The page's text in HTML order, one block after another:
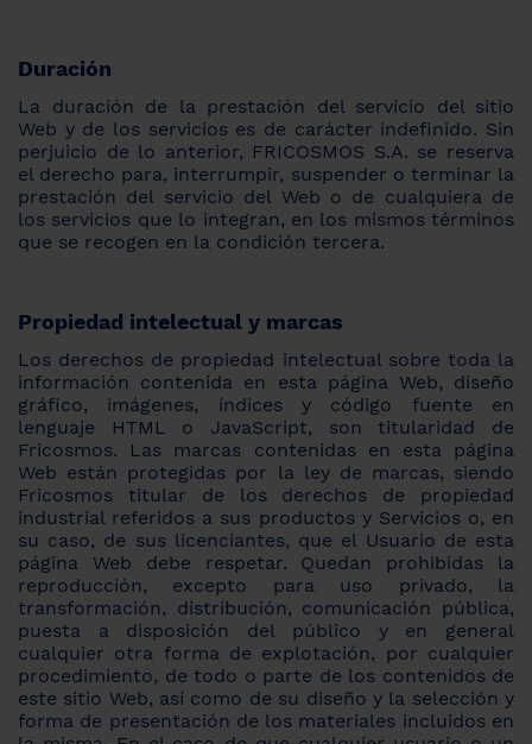
Duración
La duración de la prestación del servicio del sitio
Web y de los servicios es de carácter indefinido. Sin
perjuicio de lo anterior, FRICOSMOS S.A. se reserva
el derecho para, interrumpir, suspender o terminar la
prestación del servicio del Web o de cualquiera de
los servicios que lo integran, en los mismos términos
que se recogen en la condición tercera.
Propiedad intelectual y marcas
Los derechos de propiedad intelectual sobre toda la
información contenida en esta página Web, diseño
gráfico, imágenes, índices y código fuente en
lenguaje HTML o JavaScript, son titularidad de
Fricosmos. Las marcas contenidas en esta página
Web están protegidas por la ley de marcas, siendo
Fricosmos titular de los derechos de propiedad
industrial referidos a sus productos y Servicios o, en
su caso, de sus licenciantes, que el Usuario de esta
página Web debe respetar. Quedan prohibidas la
reproducción, excepto para uso privado, la
transformación, distribución, comunicación pública,
puesta a disposición del público y en general
cualquier otra forma de explotación, por cualquier
procedimiento, de todo o parte de los contenidos de
este sitio Web, así como de su diseño y la selección y
forma de presentación de los materiales incluidos en